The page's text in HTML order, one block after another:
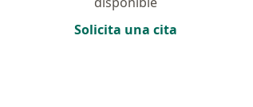
Solicita una cita